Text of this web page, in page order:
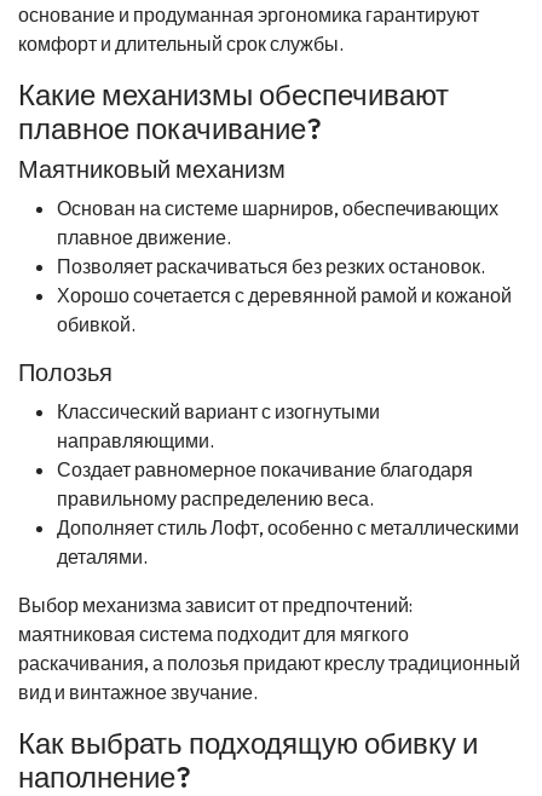
основание и продуманная эргономика гарантируют
комфорт и длительный срок службы.
Какие механизмы обеспечивают
плавное покачивание?
Маятниковый механизм
Основан на системе шарниров, обеспечивающих
плавное движение.
Позволяет раскачиваться без резких остановок.
Хорошо сочетается с деревянной рамой и кожаной
обивкой.
Полозья
Классический вариант с изогнутыми
направляющими.
Создает равномерное покачивание благодаря
правильному распределению веса.
Дополняет стиль Лофт, особенно с металлическими
деталями.
Выбор механизма зависит от предпочтений:
маятниковая система подходит для мягкого
раскачивания, а полозья придают креслу традиционный
вид и винтажное звучание.
Как выбрать подходящую обивку и
наполнение?